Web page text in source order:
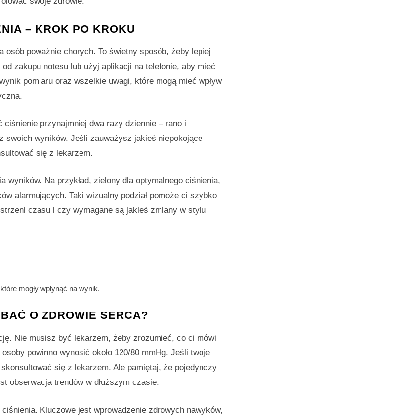
– KROK PO KROKU
poważnie chorych. To świetny sposób, żeby lepiej
zakupu notesu lub użyj aplikacji na telefonie, aby mieć
pomiaru oraz wszelkie uwagi, które mogą mieć wpływ
przynajmniej dwa razy dziennie – rano i
swoich wyników. Jeśli zauważysz jakieś niepokojące
się z lekarzem.
Na przykład, zielony dla optymalnego ciśnienia,
alarmujących. Taki wizualny podział pomoże ci szybko
czasu i czy wymagane są jakieś zmiany w stylu
mogły wpłynąć na wynik.
O ZDROWIE SERCA?
Nie musisz być lekarzem, żeby zrozumieć, co ci mówi
powinno wynosić około 120/80 mmHg. Jeśli twoje
się z lekarzem. Ale pamiętaj, że pojedynczy
obserwacja trendów w dłuższym czasie.
Kluczowe jest wprowadzenie zdrowych nawyków,